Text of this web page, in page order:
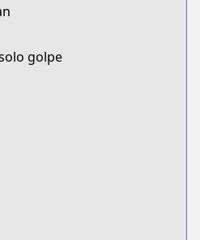
episode/
golpe